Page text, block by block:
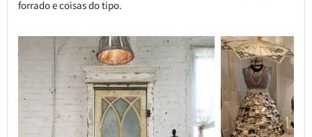
forrado e coisas do tipo.